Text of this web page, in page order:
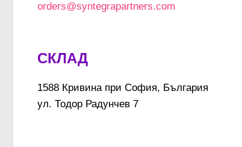
orders@syntegrapartners.com
СКЛАД
1588 Кривина при София, България
ул. Тодор Радунчев 7